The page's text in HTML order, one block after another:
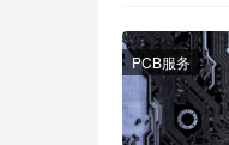
PCB服务